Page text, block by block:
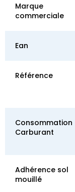
Marque
commerciale
Ean
Référence
Consommation
Carburant
Adhérence sol
mouillé